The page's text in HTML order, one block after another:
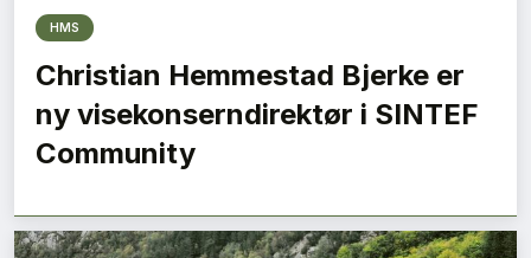
HMS
Christian Hemmestad Bjerke er
ny visekonserndirektør i SINTEF
Community